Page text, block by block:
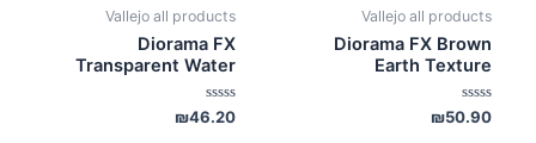
Vallejo all products
Diorama FX Brown
Earth Texture
דורג
0
₪50.90
Vallejo all products
Diorama FX
Transparent Water
דורג
0
₪46.20